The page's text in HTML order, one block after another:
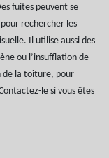
fuites peuvent se
rechercher les
Il utilise aussi des
ou l’insufflation de
de la toiture, pour
le si vous êtes